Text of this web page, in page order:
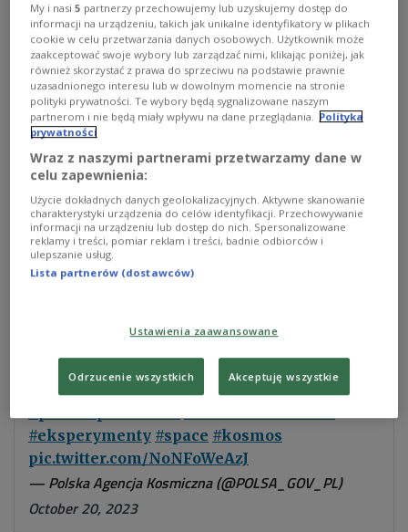
zdjęcie ilustracyjne. Shutterstock/Dima Zel
W trakcie planowanego lotu w kosmos polski
astronauta będzie miał sporo pracy. To między
innymi obsługa samej ISS, ale także przygotowanie
i wykonanie eksperymentów opracowanych na
ziemi przez polskie firmy i instytucje naukowe. To
między innymi badania związane z medycyną oraz
z przygotowaniem kolejnych misji załogowych
związanych z eksploracją kosmosu.
Oto wstępna lista💥18 polskich
https://t.co/rxzCE3j4cA
#polskisektorkosmiczny
✨🚀🌠
#POLSA
#eksperymenty #space #kosmos
pic.twitter.com/NoNFoWeAzJ
— Polska Agencja Kosmiczna (@POLSA_GOV_PL)
October 20, 2023
My i nasi5 partnerzy przechowujemy lub uzyskujemy dostęp do
informacji na urządzeniu, takich jak unikalne identyfikatory w plikach
cookie w celu przetwarzania danych osobowych. Użytkownik może
zaakceptować swoje wybory lub zarządzać nimi, klikając poniżej, jak
również skorzystać z prawa do sprzeciwu na podstawie prawnie
uzasadnionego interesu lub w dowolnym momencie na stronie
polityki prywatności. Te wybory będą sygnalizowane naszym
partnerom i nie będą miały wpływu na dane przeglądania. Polityka
prywatności
Wraz z naszymi partnerami przetwarzamy dane w
celu zapewnienia:
Użycie dokładnych danych geolokalizacyjnych. Aktywne skanowanie
charakterystyki urządzenia do celów identyfikacji. Przechowywanie
informacji na urządzeniu lub dostęp do nich. Spersonalizowane
reklamy i treści, pomiar reklam i treści, badnie odbiorców i
ulepszanie usług.
Lista partnerów (dostawców)
Ustawienia zaawansowane
Odrzucenie wszystkich Akceptuję wszystkie